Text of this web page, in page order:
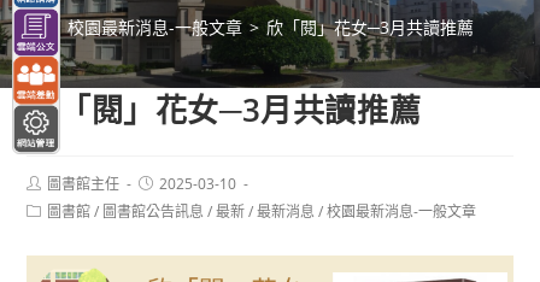
> 校園最新消息-一般文章 > 欣「閱」花女─3月共讀推薦
欣「閱」花女─3月共讀推薦
Post
author:
圖書館主任
Post
published:
2025-03-10
Post圖書館 / 圖書館公告訊息 / 最新 / 最新消息 / 校園最新消息-一般文章